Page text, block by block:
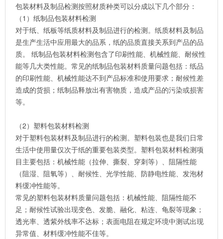
包装材料及制品检测按照材质种类可以分成以下几个部分：
（1）纸制品包装材料检测
对于纸、纸板等纸质材料及制品进行的检测。纸质材料及制品
是生产生活中应用最大的品系，纸的品质直接关系到产品的品
质。 纸制品包装材料检测包含了印刷性能、机械性能、耐候性
能等几大类性能。常见的纸制品包装材料质量问题包括：纸品
的印刷性能、机械性能达不到产品标准和使用要求；耐候性差
造成的货损；纸制品释放出有害物质，造成产品的污染或损害
等。
（2）塑料包装材料检测
对于塑料包装材料及制品进行的检测。塑料包装也是我们日常
生活中使用量仅次于纸的重要包装类型。塑料包装材料检测项
目主要包括：机械性能（拉伸、撕裂、穿刺等）、阻隔性能
（阻湿、阻氧等）、耐候性、光学性能、防静电性能、发泡材
料缓冲性能等。
常见的塑料包装材料质量问题包括：机械性能、阻隔性能不
足；耐候性试验出现变色、发脆、融化、粘连、龟裂等现象；
透光率、透紫外线率不达标；表面电阻在规定环境中测试出现
异常值、材料缓冲性能不佳等。